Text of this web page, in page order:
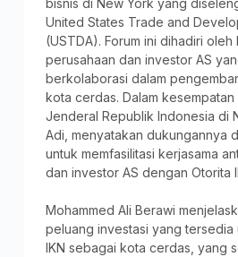
United States Trade and
(USTDA). Forum ini dihadiri
perusahaan dan investor AS
berkolaborasi dalam
kota cerdas. Dalam kesempatan
Jenderal Republik Indonesia di
Adi, menyatakan dukungannya
untuk memfasilitasi kerjasama
dan investor AS dengan Otorita
Mohammed Ali Berawi
peluang investasi yang tersedia
IKN sebagai kota cerdas, yang